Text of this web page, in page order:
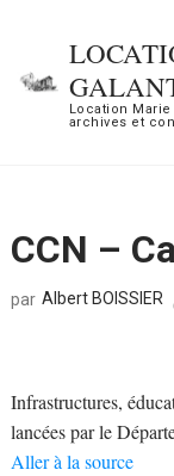
contenu
Location
archives et
CCN –
par Albert BOISSIER
Infrastructures,
lancées par le
Aller à la source